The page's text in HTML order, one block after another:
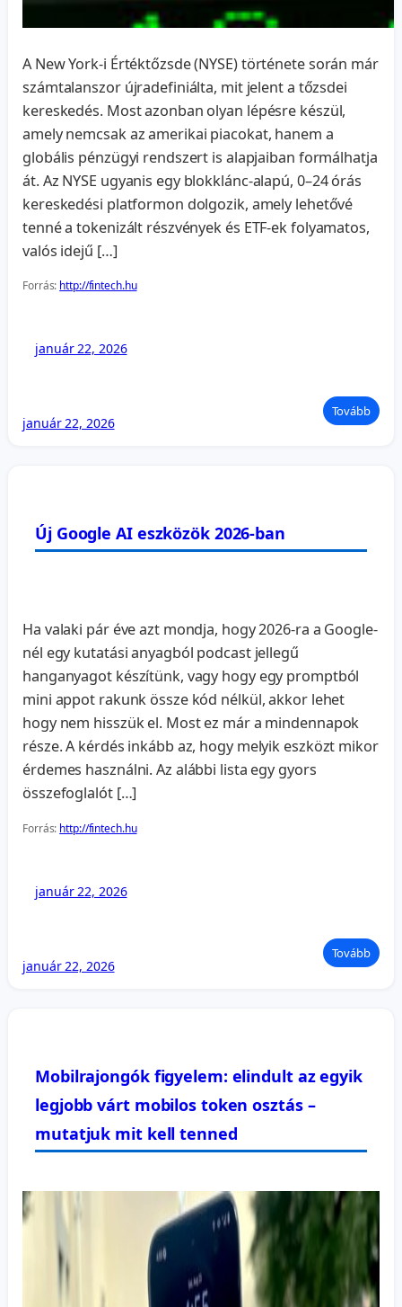
A New York-i Értéktőzsde (NYSE) története során már
számtalanszor újradefiniálta, mit jelent a tőzsdei
kereskedés. Most azonban olyan lépésre készül,
amely nemcsak az amerikai piacokat, hanem a
globális pénzügyi rendszert is alapjaiban formálhatja
át. Az NYSE ugyanis egy blokklánc-alapú, 0–24 órás
kereskedési platformon dolgozik, amely lehetővé
tenné a tokenizált részvények és ETF-ek folyamatos,
valós idejű […]
Forrás: http://fintech.hu
január 22, 2026
január 22, 2026
Tovább
Új Google AI eszközök 2026-ban
Ha valaki pár éve azt mondja, hogy 2026-ra a Google-
nél egy kutatási anyagból podcast jellegű
hanganyagot készítünk, vagy hogy egy promptból
mini appot rakunk össze kód nélkül, akkor lehet
hogy nem hisszük el. Most ez már a mindennapok
része. A kérdés inkább az, hogy melyik eszközt mikor
érdemes használni. Az alábbi lista egy gyors
összefoglalót […]
Forrás: http://fintech.hu
január 22, 2026
január 22, 2026
Tovább
Mobilrajongók figyelem: elindult az egyik
legjobb várt mobilos token osztás –
mutatjuk mit kell tenned